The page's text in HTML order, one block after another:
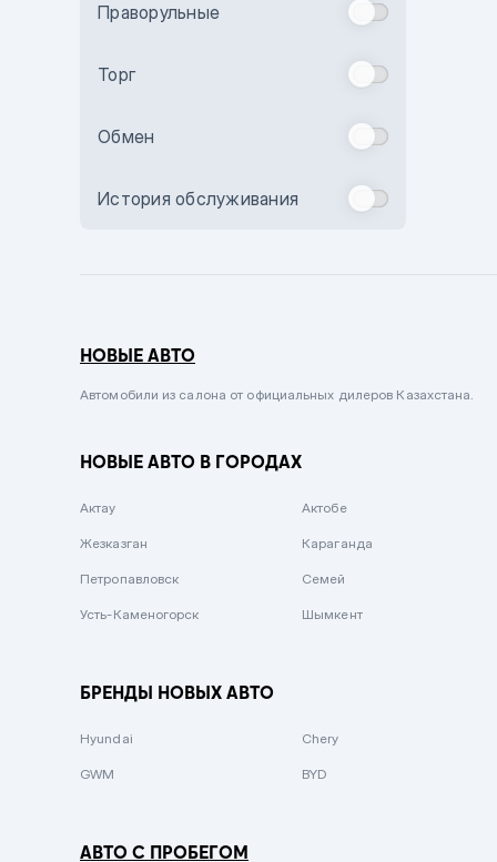
Бежевый
Комбинированный
Сиреневый металлик
Вишневый
Зеленый металлик
Праворульные
Торг
Обмен
История обслуживания
НОВЫЕ АВТО
Автомобили из салона от официальных дилеров Казахстана.
НОВЫЕ АВТО В ГОРОДАХ
Актау Актобе
Жезказган Караганда
Петропавловск Семей
Усть-Каменогорск Шымкент
БРЕНДЫ НОВЫХ АВТО
Hyundai Chery
GWM BYD
АВТО С ПРОБЕГОМ